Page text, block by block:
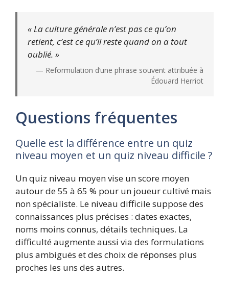
« La culture générale n’est pas ce qu’on
retient, c’est ce qu’il reste quand on a tout
oublié. »
— Reformulation d’une phrase souvent attribuée à
Édouard Herriot
Questions fréquentes
Quelle est la différence entre un quiz
niveau moyen et un quiz niveau difficile ?
Un quiz niveau moyen vise un score moyen
autour de 55 à 65 % pour un joueur cultivé mais
non spécialiste. Le niveau difficile suppose des
connaissances plus précises : dates exactes,
noms moins connus, détails techniques. La
difficulté augmente aussi via des formulations
plus ambiguës et des choix de réponses plus
proches les uns des autres.